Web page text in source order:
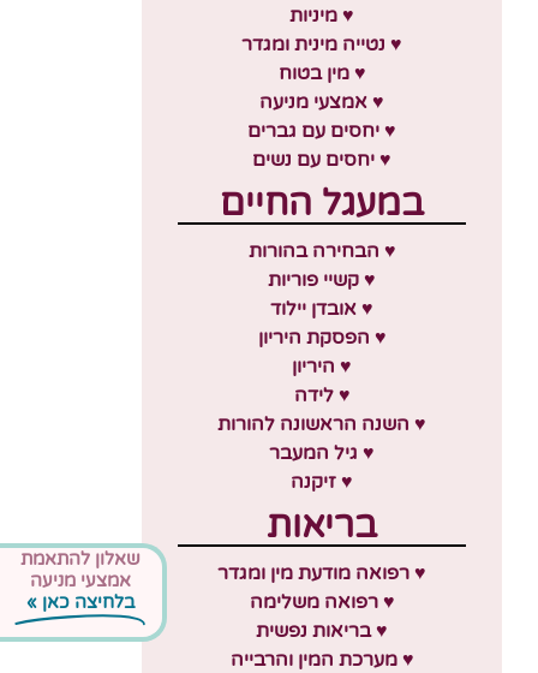
♥ מיניות
♥ נטייה מינית ומגדר
♥ מין בטוח
♥ אמצעי מניעה
♥ יחסים עם גברים
♥ יחסים עם נשים
במעגל החיים
♥ הבחירה בהורות
♥ קשיי פוריות
♥ אובדן יילוד
♥ הפסקת היריון
♥ היריון
♥ לידה
♥ השנה הראשונה להורות
♥ גיל המעבר
♥ זיקנה
בריאות
♥ רפואה מודעת מין ומגדר
♥ רפואה משלימה
♥ בריאות נפשית
♥ מערכת המין והרבייה
שאלון להתאמת
אמצעי מניעה
בלחיצה כאן »